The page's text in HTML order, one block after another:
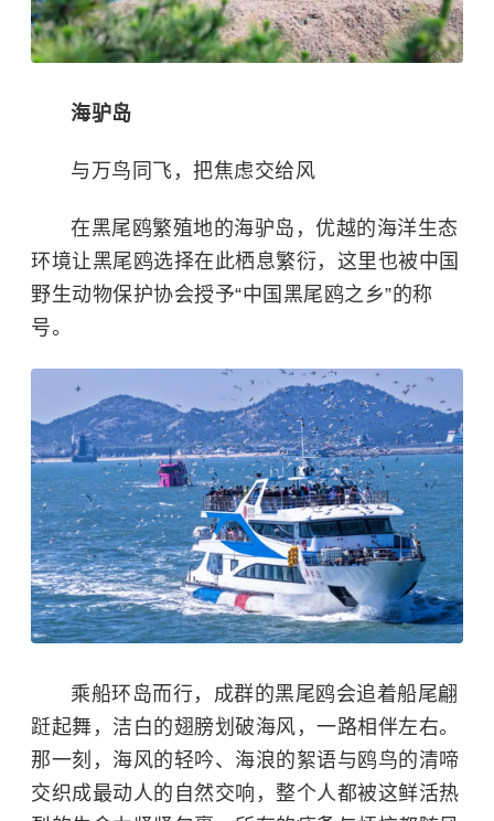
海驴岛
与万鸟同飞，把焦虑交给风
在黑尾鸥繁殖地的海驴岛，优越的海洋生态
环境让黑尾鸥选择在此栖息繁衍，这里也被中国
野生动物保护协会授予“中国黑尾鸥之乡”的称
号。
乘船环岛而行，成群的黑尾鸥会追着船尾翩
跹起舞，洁白的翅膀划破海风，一路相伴左右。
那一刻，海风的轻吟、海浪的絮语与鸥鸟的清啼
交织成最动人的自然交响，整个人都被这鲜活热